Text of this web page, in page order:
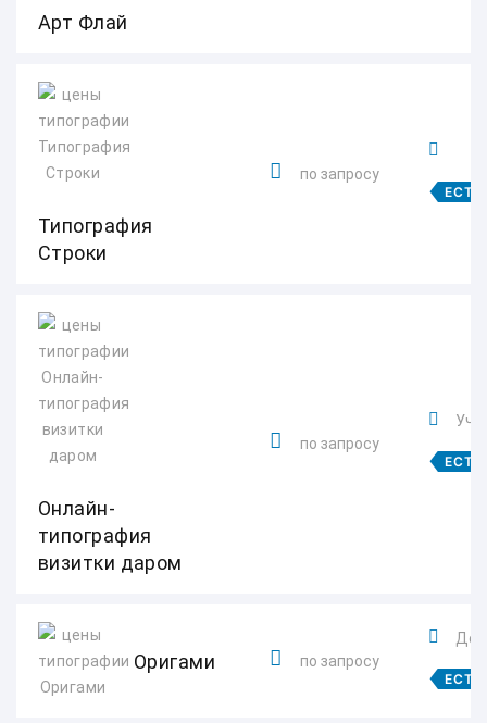
Арт Флай
Типография
Строки
по запросу
Онлайн-
типография
визитки даром
по запросу
Оригами по запросу